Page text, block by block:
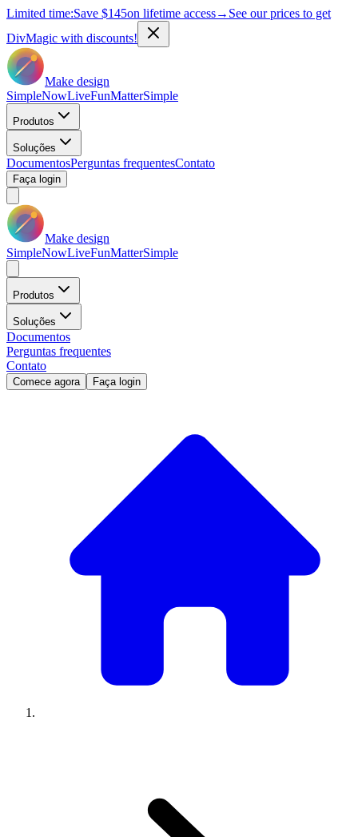
Limited time:Save $145on lifetime access→ See our prices to get
DivMagic with discounts!
Make design
SimpleNowLiveFunMatterSimple
Produtos
Soluções
DocumentosPerguntas frequentesContato
Faça login
Make design
SimpleNowLiveFunMatterSimple
Produtos
Soluções
Documentos
Perguntas frequentes
Contato
Comece agora Faça login